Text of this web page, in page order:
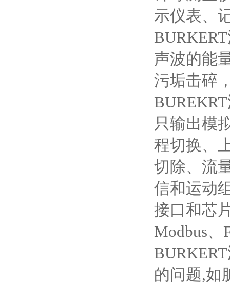
示仪表、
声波的能
污垢击碎
只输出模
程切换、
切除、流
信和运动
接口和芯
Modbus、
的问题,如